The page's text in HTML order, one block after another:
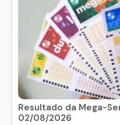
Resultado da Mega-
02/08/2026